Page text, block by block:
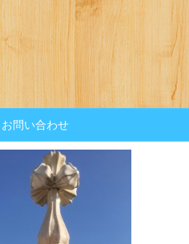
お問い合わせ